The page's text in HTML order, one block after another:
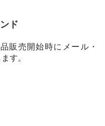
ド
販売開始時にメール・
す。